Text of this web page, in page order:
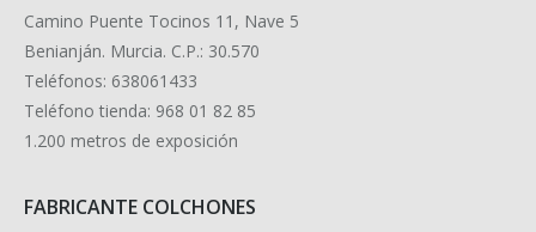
Camino Puente Tocinos 11, Nave 5
Benianján. Murcia. C.P.: 30.570
Teléfonos: 638061433
Teléfono tienda: 968 01 82 85
1.200 metros de exposición
FABRICANTE COLCHONES